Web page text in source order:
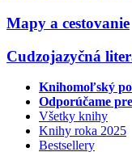
Mapy a cestovanie
Cudzojazyčná
Knihomoľský
Odporúčame
Všetky knihy
Knihy roka 2025
Bestsellery